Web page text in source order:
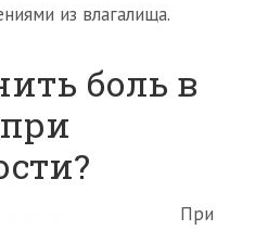
из влагалища.
боль в
При